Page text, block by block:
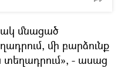
մնացած
մի բարձունք
տեղադրում», - ասաց